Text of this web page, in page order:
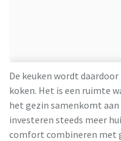
De keuken wordt
koken. Het is een ruimte
het gezin samenkomt aan
investeren steeds meer
comfort combineren met